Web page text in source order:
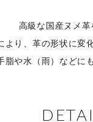
高級な国産ヌメ革
より、革の形状に変
や水（雨）などに